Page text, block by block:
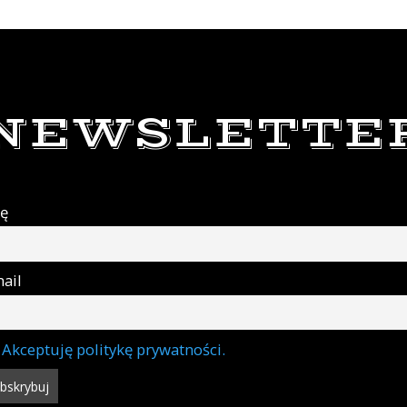
Akceptuję politykę prywatności.